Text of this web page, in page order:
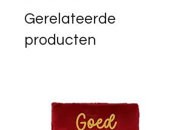
Gerelateerde
producten